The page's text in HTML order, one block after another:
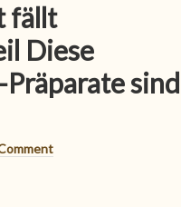
fällt
Diese
sind